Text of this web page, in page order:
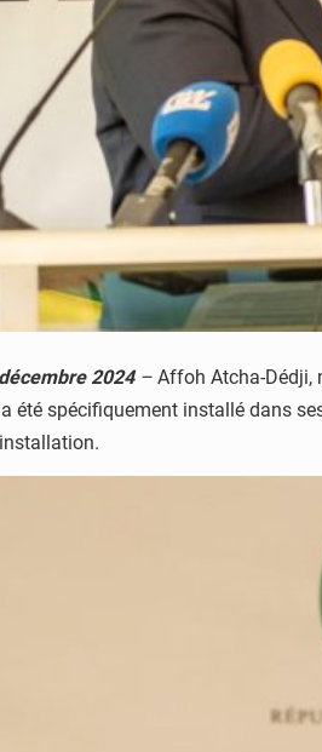
2024– Affoh Atcha-Dédji,
été spécifiquement installé dans